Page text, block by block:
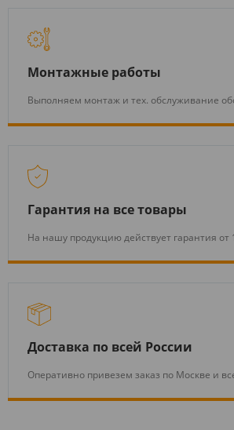
Монтажные работы
Выполняем монтаж и тех. обслуживание
Гарантия на все товары
На нашу продукцию действует гарантия от
Доставка по всей России
Оперативно привезем заказ по Москве и